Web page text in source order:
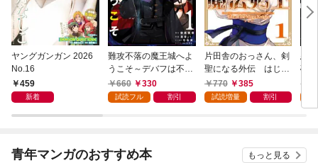
ヤングガンガン 2026
No.16
459
新着
難攻不落の魔王城へよ
うこそ～デバフは不要
と勇者パーティーを追
い出された黒魔導士、
660 330
試読フル 割引
片田舎のおっさん、剣
聖になる外伝 はじま
りの魔法剣士 1巻
770 385
試読増量 割引
悪
破
叩
つ
か
青年マンガのおすすめ本 もっと見る